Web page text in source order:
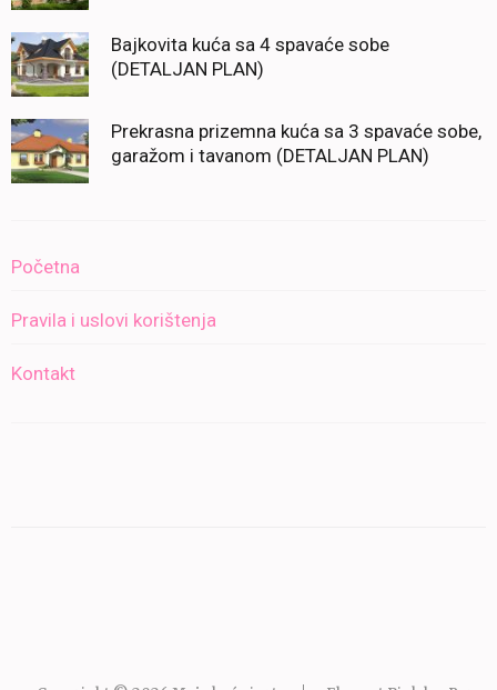
Bajkovita kuća sa 4 spavaće sobe
(DETALJAN PLAN)
Prekrasna prizemna kuća sa 3 spavaće sobe,
garažom i tavanom (DETALJAN PLAN)
Početna
Pravila i uslovi korištenja
Kontakt